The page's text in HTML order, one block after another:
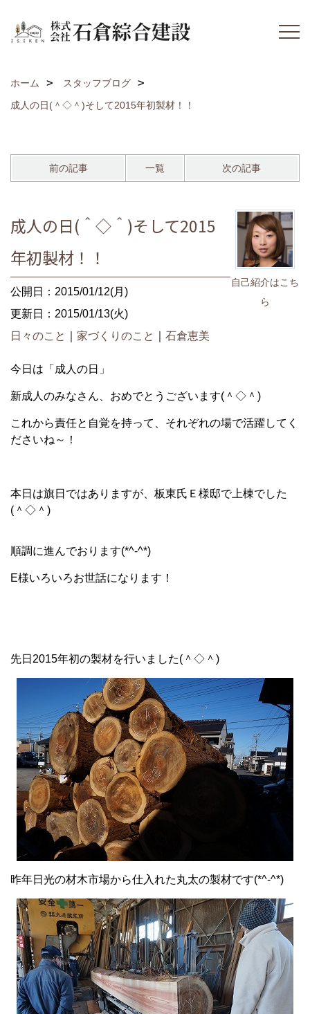
ホーム
スタッフブログ
成人の日(＾◇＾)そして2015年初製材！！
前の記事 一覧 次の記事
自己紹介はこち
ら
成人の日(＾◇＾)そして2015
年初製材！！
公開日：2015/01/12(月)
更新日：2015/01/13(火)
日々のこと
家づくりのこと 石倉恵美
今日は「成人の日」
新成人のみなさん、おめでとうございます(＾◇＾)
これから責任と自覚を持って、それぞれの場で活躍してく
ださいね～！
本日は旗日ではありますが、板東氏Ｅ様邸で上棟でした
(＾◇＾)
順調に進んでおります(*^-^*)
E様いろいろお世話になります！
先日2015年初の製材を行いました(＾◇＾)
昨年日光の材木市場から仕入れた丸太の製材です(*^-^*)